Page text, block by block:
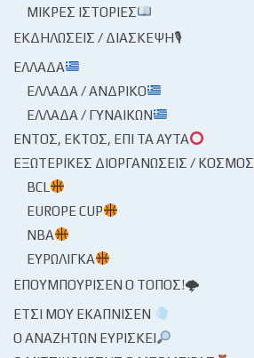
ΜΙΚΡΈΣ ΙΣΤΟΡΊΕΣ
ΕΚΔΗΛΏΣΕΙΣ / ΔΙΆΣΚΕΨΗ🎙
ΕΛΛΆΔΑ
ΕΛΛΆΔΑ / ΑΝΔΡΙΚΌ
ΕΛΛΆΔΑ / ΓΥΝΑΙΚΏΝ
ΕΝΤΌΣ, ΕΚΤΌΣ, ΕΠΊ ΤΑ ΑΥΤΆ
ΕΞΩΤΕΡΙΚΈΣ ΔΙΟΡΓΑΝΏΣΕΙΣ / ΚΌΣΜΟΣ
BCL
EUROPE CUP
NBA
ΕΥΡΩΛΊΓΚΑ
ΕΠΟΥΜΠΟΎΡΙΣΕΝ Ο ΤΌΠΟΣ!🌩
ΈΤΣΙ ΜΟΥ ΕΚΆΠΝΙΣΕΝ
Ο ΑΝΑΖΗΤΏΝ ΕΥΡΊΣΚΕΙ